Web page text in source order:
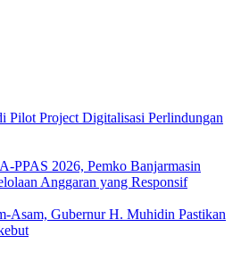
Pilot Project Digitalisasi Perlindungan
PPAS 2026, Pemko Banjarmasin
Anggaran yang Responsif
Asam, Gubernur H. Muhidin Pastikan